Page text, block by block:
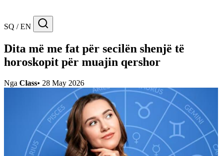
SQ / EN
Dita më me fat për secilën shenjë të
horoskopit për muajin qershor
Nga Class• 28 May 2026